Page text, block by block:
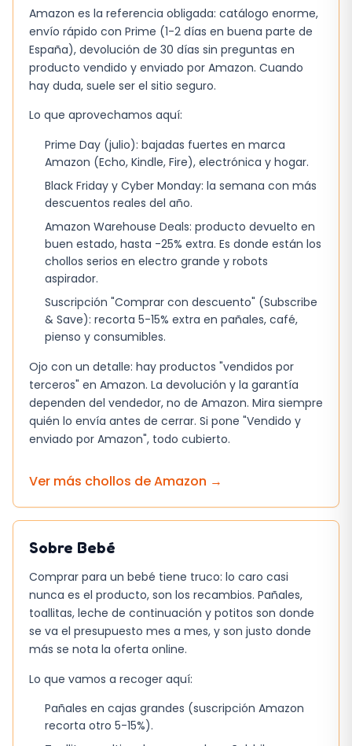
humedad al instante
Por qué es buena oferta
Los pañales LILLYDOO Talla 5 son una excelente
cómoda y efectiva para sus bebés. Su diseño
innovador y materiales de alta calidad los
hacen destacar en el mercado. Además, su
precio asequible los hace accesibles para
cualquier familia.
En resumen, los pañales LILLYDOO Talla 5
ofrecen una combinación perfecta de
comodidad, protección y valor. Si estás
buscando una solución para tus necesidades
de pañales, estos pañales son definitivamente
una opción digna de considerar.
Amazon es la referencia obligada: catálogo enorme,
envío rápido con Prime (1-2 días en buena parte de
España), devolución de 30 días sin preguntas en
producto vendido y enviado por Amazon. Cuando
hay duda, suele ser el sitio seguro.
Lo que aprovechamos aquí:
Prime Day (julio): bajadas fuertes en marca
Amazon (Echo, Kindle, Fire), electrónica y hogar.
Black Friday y Cyber Monday: la semana con más
descuentos reales del año.
Amazon Warehouse Deals: producto devuelto en
buen estado, hasta -25% extra. Es donde están los
chollos serios en electro grande y robots
aspirador.
Suscripción "Comprar con descuento" (Subscribe
& Save): recorta 5-15% extra en pañales, café,
pienso y consumibles.
Ojo con un detalle: hay productos "vendidos por
terceros" en Amazon. La devolución y la garantía
dependen del vendedor, no de Amazon. Mira siempre
quién lo envía antes de cerrar. Si pone "Vendido y
enviado por Amazon", todo cubierto.
Ver más chollos deAmazon →
Sobre Bebé
Comprar para un bebé tiene truco: lo caro casi
nunca es el producto, son los recambios. Pañales,
toallitas, leche de continuación y potitos son donde
se va el presupuesto mes a mes, y son justo donde
más se nota la oferta online.
Lo que vamos a recoger aquí:
Pañales en cajas grandes (suscripción Amazon
recorta otro 5-15%).